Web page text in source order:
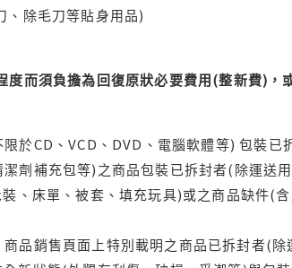
、除毛刀等貼身用品)
而須負擔為回復原狀必要費用(整新費)，
於CD、VCD、DVD、電腦軟體等) 包裝已
劑補充包等)之商品包裝已拆封者(除運送
、床單、被套、填充玩具)或之商品缺件(
品銷售頁面上特別載明之商品已拆封者(